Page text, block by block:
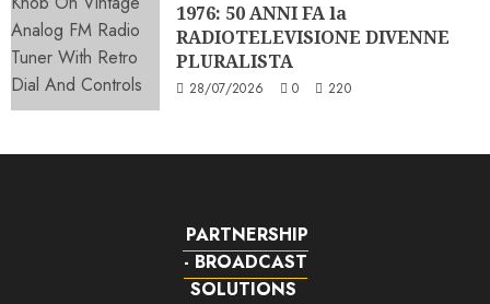
1976: 50 ANNI FA la
RADIOTELEVISIONE DIVENNE
PLURALISTA
28/07/2026 0 220
PARTNERSHIP
- BROADCAST
SOLUTIONS